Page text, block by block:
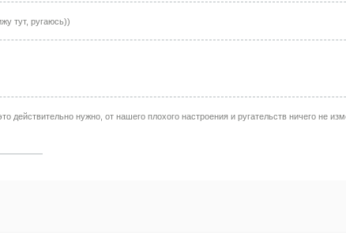
тут, ругаюсь))
действительно нужно, от нашего плохого настроения и ругательств ничего не